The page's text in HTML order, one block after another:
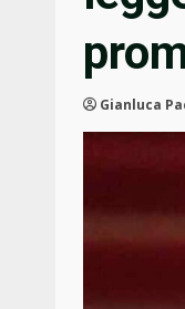
Gianluca